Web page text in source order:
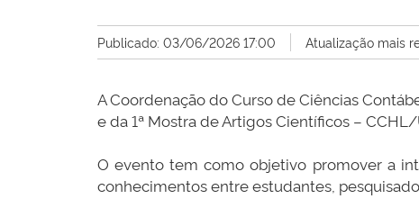
Publicado: 03/06/2026 17:00 Atualização mais
A Coordenação do Curso de Ciências
e da 1ª Mostra de Artigos Científicos – CCHL/
O evento tem como objetivo promover a
conhecimentos entre estudantes,